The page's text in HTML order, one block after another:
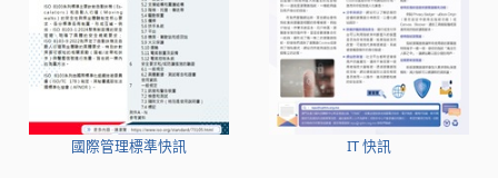
國際管理標準快訊 IT 快訊